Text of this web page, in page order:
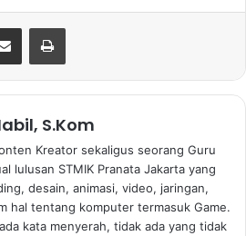
Bagikan via Email Print
S.Kom
Kreator sekaligus seorang Guru
lulusan STMIK Pranata Jakarta yang
desain, animasi, video, jaringan,
hal tentang komputer termasuk Game.
kata menyerah, tidak ada yang tidak